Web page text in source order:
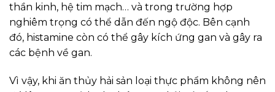
thần kinh, hệ tim mạch… và trong trường hợp
nghiêm trọng có thể dẫn đến ngộ độc. Bên cạnh
đó, histamine còn có thể gây kích ứng gan và gây ra
các bệnh về gan.
Vì vậy, khi ăn thủy hải sản loại thực phẩm không nên